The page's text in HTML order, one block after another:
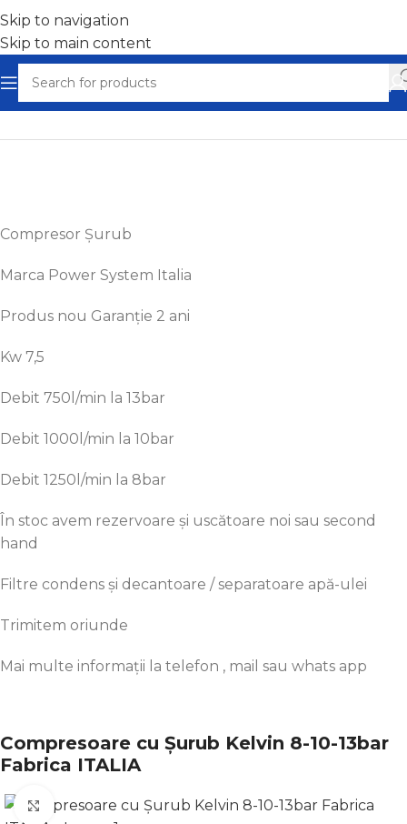
Skip to navigation
Skip to main content
Home/Compresoare aer ieftine - Ocazii
Compresor Șurub
Marca Power System Italia
Produs nou Garanție 2 ani
Kw 7,5
Debit 750l/min la 13bar
Debit 1000l/min la 10bar
Debit 1250l/min la 8bar
În stoc avem rezervoare și uscătoare noi sau second
hand
Filtre condens și decantoare / separatoare apă-ulei
Trimitem oriunde
Mai multe informații la telefon , mail sau whats app
Compresoare cu Șurub Kelvin 8-10-13bar
Fabrica ITALIA
Click to enlarge